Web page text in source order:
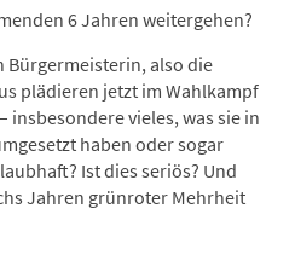
6 Jahren weitergehen?
Bürgermeisterin, also die
plädieren jetzt im Wahlkampf
insbesondere vieles, was sie in
haben oder sogar
Ist dies seriös? Und
Jahren grünroter Mehrheit